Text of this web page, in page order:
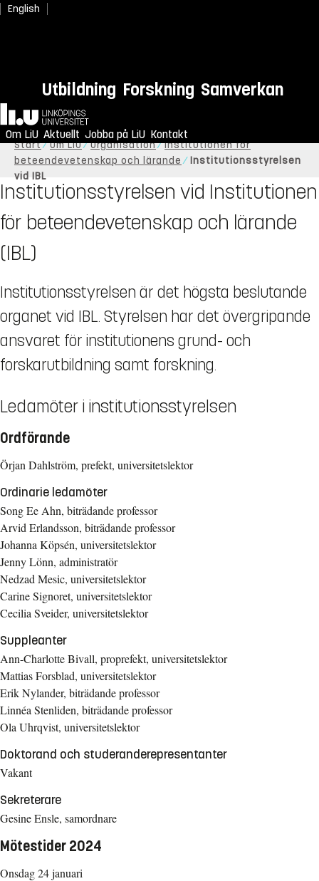
English
Utbildning Forskning Samverkan
Hem
Om LiU Aktuellt Jobba på LiU Kontakt
Start Om LiU Organisation
Institutionen för
beteendevetenskap och lärande
Institutionsstyrelsen
vid IBL
Institutionsstyrelsen vid Institutionen
för beteendevetenskap och lärande
(IBL)
Institutionsstyrelsen är det högsta beslutande
organet vid IBL. Styrelsen har det övergripande
ansvaret för institutionens grund- och
forskarutbildning samt forskning.
Ledamöter i institutionsstyrelsen
Ordförande
Örjan Dahlström, prefekt, universitetslektor
Ordinarie ledamöter
Song Ee Ahn, biträdande professor
Arvid Erlandsson, biträdande professor
Johanna Köpsén, universitetslektor
Jenny Lönn, administratör
Nedzad Mesic, universitetslektor
Carine Signoret, universitetslektor
Cecilia Sveider, universitetslektor
Suppleanter
Ann-Charlotte Bivall, proprefekt, universitetslektor
Mattias Forsblad, universitetslektor
Erik Nylander, biträdande professor
Linnéa Stenliden, biträdande professor
Ola Uhrqvist, universitetslektor
Doktorand och studeranderepresentanter
Vakant
Sekreterare
Gesine Ensle, samordnare
Mötestider 2024
Onsdag 24 januari